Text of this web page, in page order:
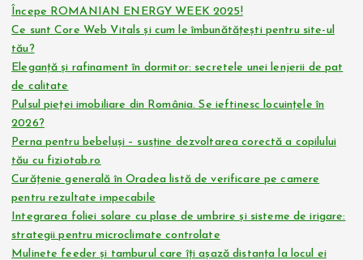
Începe ROMANIAN ENERGY WEEK 2025!
Ce sunt Core Web Vitals și cum le îmbunătățești pentru site-ul
tău?
Eleganță și rafinament în dormitor: secretele unei lenjerii de pat
de calitate
Pulsul pieței imobiliare din România. Se ieftinesc locuințele în
2026?
Perna pentru bebeluși – susține dezvoltarea corectă a copilului
tău cu fiziotab.ro
Curățenie generală în Oradea listă de verificare pe camere
pentru rezultate impecabile
Integrarea foliei solare cu plase de umbrire și sisteme de irigare:
strategii pentru microclimate controlate
Mulinete feeder și tamburul care îți așază distanța la locul ei